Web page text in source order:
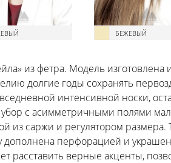
БЕЖЕВЫЙ
из фетра. Модель изготовлена
долгие годы сохранять
интенсивной носки,
убор с асимметричными полями
из саржи и регулятором размера.
дополнена перфорацией и
расставить верные акценты,